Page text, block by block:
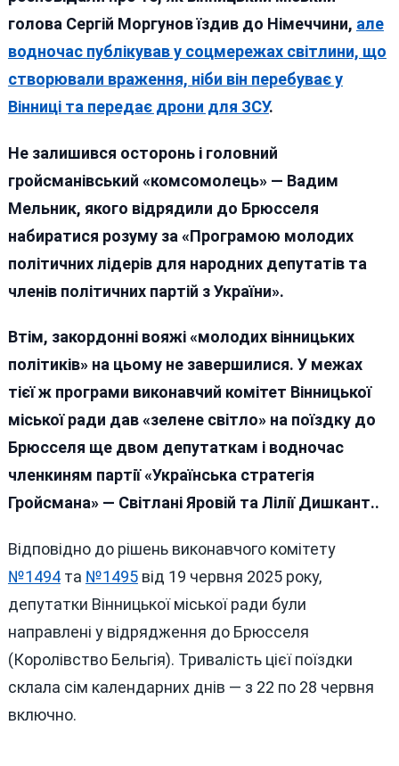
голова Сергій Моргунов їздив до Німеччини, але
водночас публікував у соцмережах світлини, що
створювали враження, ніби він перебуває у
Вінниці та передає дрони для ЗСУ.
Не залишився осторонь і головний
гройсманівський «комсомолець» — Вадим
Мельник, якого відрядили до Брюсселя
набиратися розуму за «Програмою молодих
політичних лідерів для народних депутатів та
членів політичних партій з України».
Втім, закордонні вояжі «молодих вінницьких
політиків» на цьому не завершилися. У межах
тієї ж програми виконавчий комітет Вінницької
міської ради дав «зелене світло» на поїздку до
Брюсселя ще двом депутаткам і водночас
членкиням партії «Українська стратегія
Гройсмана» — Світлані Яровій та Лілії Дишкант..
Відповідно до рішень виконавчого комітету
№1494та №1495від 19 червня 2025 року,
депутатки Вінницької міської ради були
направлені у відрядження до Брюсселя
(Королівство Бельгія). Тривалість цієї поїздки
склала сім календарних днів — з 22 по 28 червня
включно.